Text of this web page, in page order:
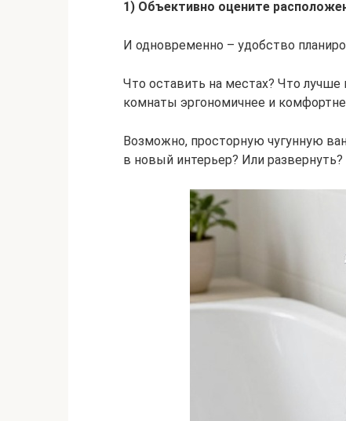
1) Объективно оцените
И одновременно – удобство
Что оставить на местах? Что
комнаты эргономичнее и
Возможно, просторную чугунную
в новый интерьер? Или развернуть?